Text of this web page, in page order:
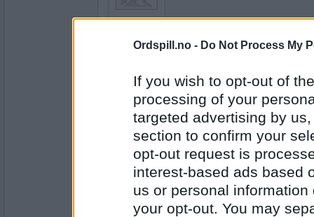
Ordspill.no - Do Not Process My
If you wish to opt-out of
processing of your
targeted advertising by
section to confirm your
opt-out request is
interest-based ads based
us or personal
your opt-out. You may
Antall innlegg:
Antall innlegg:
43097